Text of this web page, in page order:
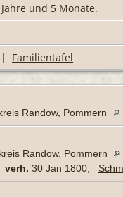
und 5 Monate.
| Familientafel
Randow, Pommern
Randow, Pommern
verh. 30 Jan 1800;